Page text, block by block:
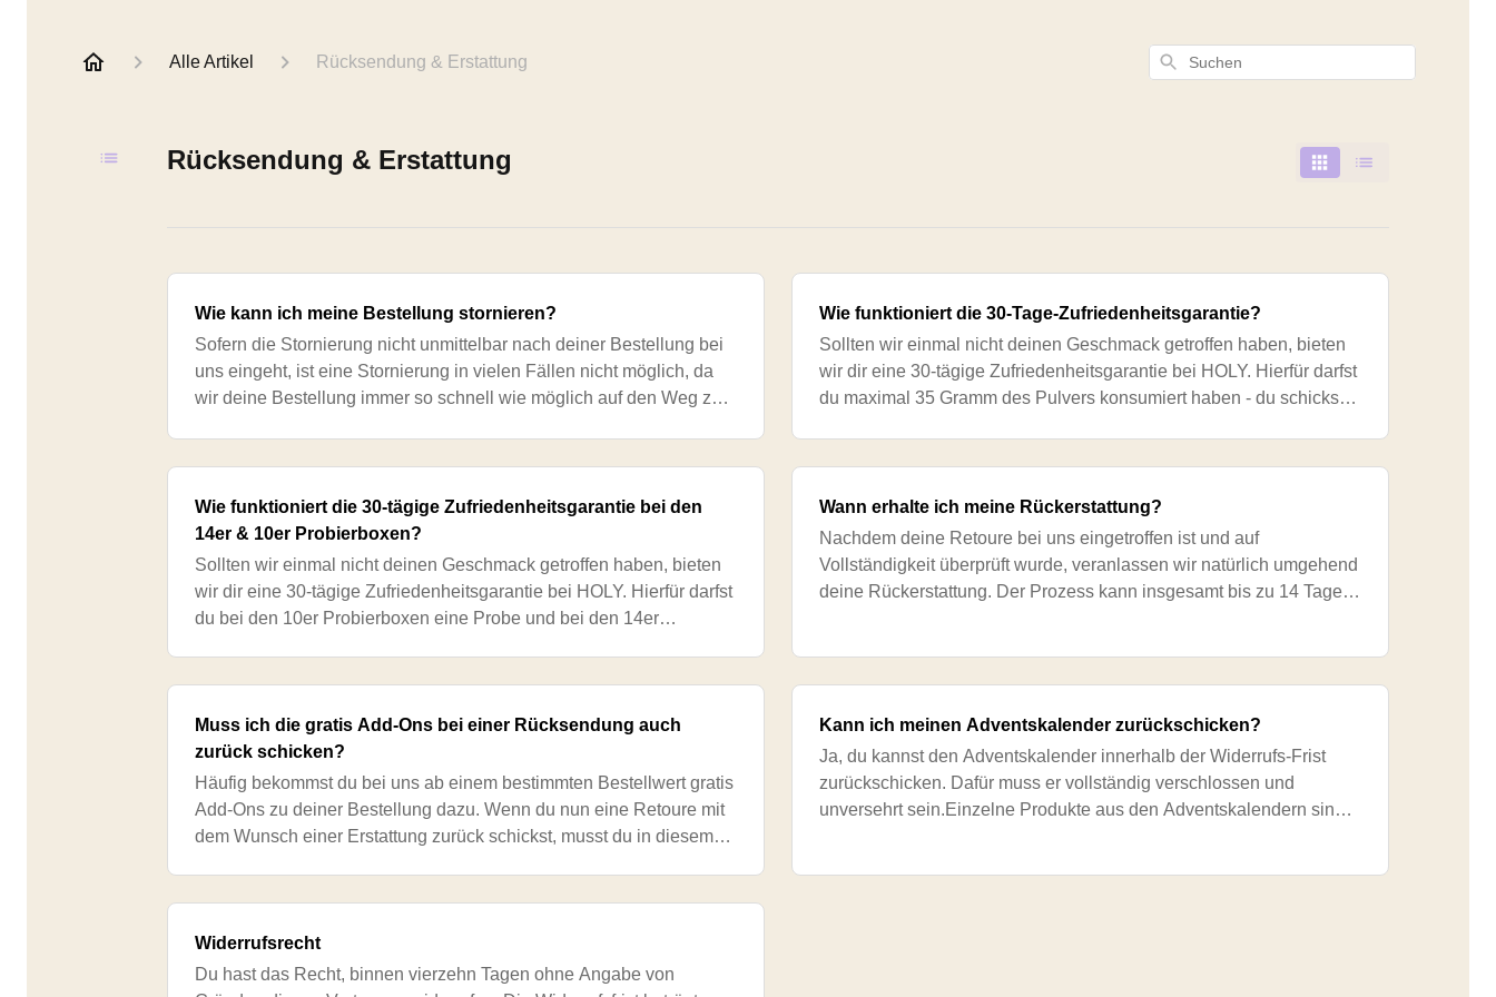
Alle Artikel Rücksendung & Erstattung Suchen
Rücksendung & Erstattung
Wie kann ich meine Bestellung stornieren?
Sofern die Stornierung nicht unmittelbar nach deiner Bestellung bei
uns eingeht, ist eine Stornierung in vielen Fällen nicht möglich, da
wir deine Bestellung immer so schnell wie möglich auf den Weg zu
Wie funktioniert die 30-Tage-Zufriedenheitsgarantie?
Sollten wir einmal nicht deinen Geschmack getroffen haben, bieten
wir dir eine 30-tägige Zufriedenheitsgarantie bei HOLY. Hierfür darfst
du maximal 35 Gramm des Pulvers konsumiert haben - du schickst
Wie funktioniert die 30-tägige Zufriedenheitsgarantie bei den
14er & 10er Probierboxen?
Sollten wir einmal nicht deinen Geschmack getroffen haben, bieten
wir dir eine 30-tägige Zufriedenheitsgarantie bei HOLY. Hierfür darfst
du bei den 10er Probierboxen eine Probe und bei den 14er
Wann erhalte ich meine Rückerstattung?
Nachdem deine Retoure bei uns eingetroffen ist und auf
Vollständigkeit überprüft wurde, veranlassen wir natürlich umgehend
deine Rückerstattung. Der Prozess kann insgesamt bis zu 14 Tage
Muss ich die gratis Add-Ons bei einer Rücksendung auch
zurück schicken?
Häufig bekommst du bei uns ab einem bestimmten Bestellwert gratis
Add-Ons zu deiner Bestellung dazu. Wenn du nun eine Retoure mit
dem Wunsch einer Erstattung zurück schickst, musst du in diesem
Kann ich meinen Adventskalender zurückschicken?
Ja, du kannst den Adventskalender innerhalb der Widerrufs-Frist
zurückschicken. Dafür muss er vollständig verschlossen und
unversehrt sein.Einzelne Produkte aus den Adventskalendern sind
Widerrufsrecht
Du hast das Recht, binnen vierzehn Tagen ohne Angabe von